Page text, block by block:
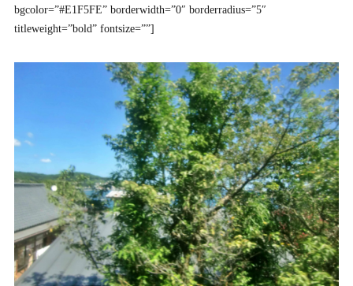
bgcolor=”#E1F5FE” borderwidth=”0″ borderradius=”5″
titleweight=”bold” fontsize=””]